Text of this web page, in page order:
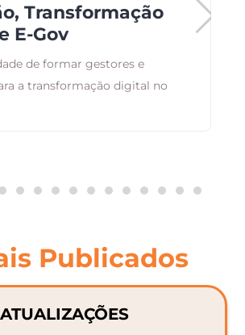
Transformação
E-Gov
de formar gestores e
a transformação digital no
Publicados